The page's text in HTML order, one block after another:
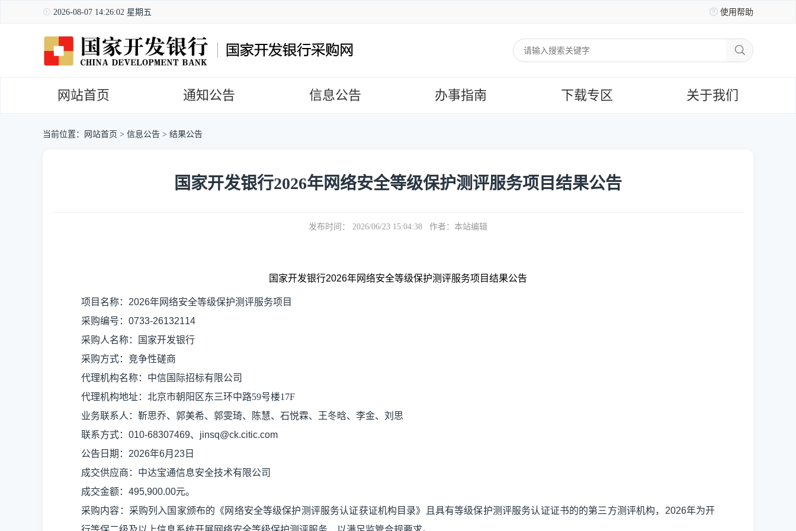
2026-08-07 14:26:03 星期五 使用帮助
网站首页 通知公告 信息公告 办事指南 下载专区 关于我们
当前位置： 网站首页 > 信息公告 > 结果公告
国家开发银行2026年网络安全等级保护测评服务项目结果公告
发布时间： 2026/06/23 15:04:38 作者：本站编辑
国家开发银行2026年网络安全等级保护测评服务项目结果公告
项目名称： 2026年网络安全等级保护测评服务项目
采购编号： 0733-26132114
采购人名称：
国家开发银行
采购方式： 竞争性磋商
代理机构名称：中信国际招标有限公司
代理机构地址： 北京市朝阳区东三环中路59号楼17F
业务联系人：靳思乔、郭美希、 郭雯琦、陈慧、石悦霖、王冬晗、李金、刘思
联系方式： 010-68307469、 jinsq@ck.citic.com
公告日期： 2026年6月 23 日
成交供应商： 中达宝通信息安全技术有限公司
成交金额： 495,900.00元。
采购内容：采购列入国家颁布的《网络安全等级保护测评服务认证获证机构目录》且具有等级保护测评服务认证证书的的第三方测评机构， 2026年为开